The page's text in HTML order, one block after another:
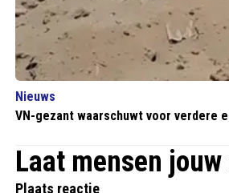
Nieuws
VN-gezant waarschuwt voor verdere
Laat mensen
Plaats reactie